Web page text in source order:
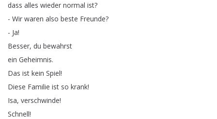
dass alles wieder normal ist?
- Wir waren also beste Freunde?
- Ja!
Besser, du bewahrst
ein Geheimnis.
Das ist kein Spiel!
Diese Familie ist so krank!
Isa, verschwinde!
Schnell!